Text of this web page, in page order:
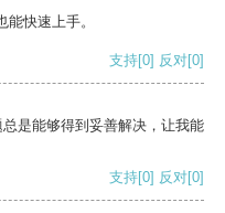
快速上手。
支持[0] 反对[0]
是能够得到妥善解决，让我能
支持[0] 反对[0]